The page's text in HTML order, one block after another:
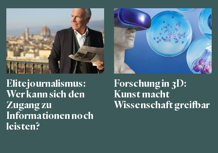
Elitejournalismus:
Wer kann sich den
Zugang zu
Informationen noch
leisten?
Forschung in 3D:
Kunst macht
Wissenschaft greifbar